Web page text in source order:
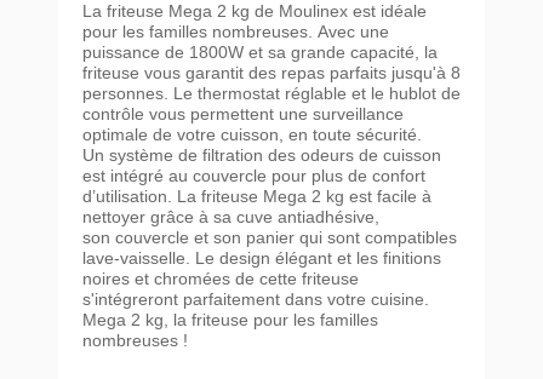
La friteuse Mega 2 kg de Moulinex est idéale
pour les familles nombreuses. Avec une
puissance de 1800W et sa grande capacité, la
friteuse vous garantit des repas parfaits jusqu'à 8
personnes. Le thermostat réglable et le hublot de
contrôle vous permettent une surveillance
optimale de votre cuisson, en toute sécurité.
Un système de filtration des odeurs de cuisson
est intégré au couvercle pour plus de confort
d’utilisation. La friteuse Mega 2 kg est facile à
nettoyer grâce à sa cuve antiadhésive,
son couvercle et son panier qui sont compatibles
lave-vaisselle. Le design élégant et les finitions
noires et chromées de cette friteuse
s'intégreront parfaitement dans votre cuisine.
Mega 2 kg, la friteuse pour les familles
nombreuses !